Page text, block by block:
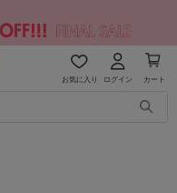
お気に入り ログイン カート